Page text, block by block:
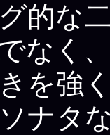
的な
なく
を強
ナタ